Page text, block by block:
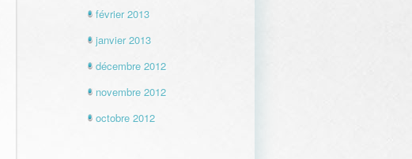
février 2013
janvier 2013
décembre 2012
novembre 2012
octobre 2012